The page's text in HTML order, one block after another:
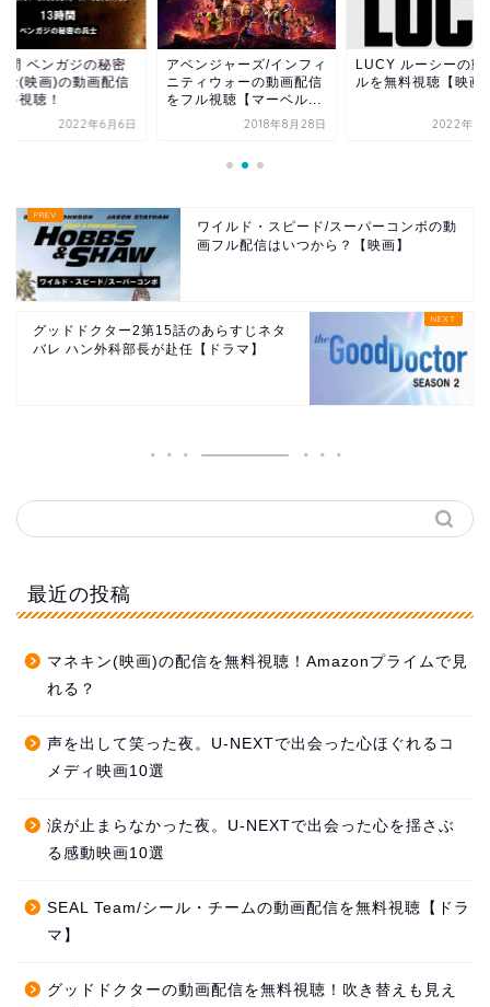
間 ベンガジの秘密
士(映画)の動画配信
料視聴！
2022年6月6日
アベンジャーズ/インフィ
ニティウォーの動画配信
をフル視聴【マーベル...
2018年8月28日
LUCY ルーシーの動
ルを無料視聴【映画
2022年5
ワイルド・スピード/スーパーコンボの動
画フル配信はいつから？【映画】
グッドドクター2第15話のあらすじネタ
バレ ハン外科部長が赴任【ドラマ】
最近の投稿
マネキン(映画)の配信を無料視聴！Amazonプライムで見
れる？
声を出して笑った夜。U-NEXTで出会った心ほぐれるコ
メディ映画10選
涙が止まらなかった夜。U-NEXTで出会った心を揺さぶ
る感動映画10選
SEAL Team/シール・チームの動画配信を無料視聴【ドラ
マ】
グッドドクターの動画配信を無料視聴！吹き替えも見え